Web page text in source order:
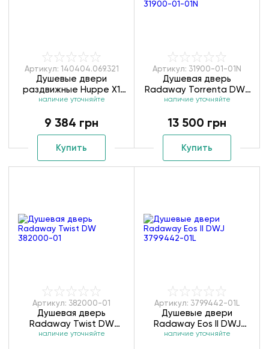
Артикул: 140404.069.321
Душевые двери
раздвижные Huppe X1
120404.069.321/140404.069.321
наличие уточняйте
9 384 грн
Купить
Артикул: 31900-01-01N
Душевая дверь
Radaway Torrenta DWJ
31900-01-01N
наличие уточняйте
13 500 грн
Купить
Артикул: 382000-01
Душевая дверь
Radaway Twist DW
382000-01
наличие уточняйте
Артикул: 3799442-01L
Душевые двери
Radaway Eos II DWJ
3799442-01L
наличие уточняйте